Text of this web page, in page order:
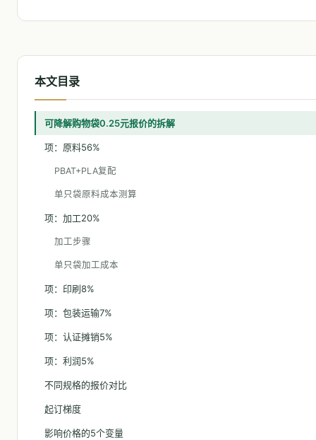
本文目录
可降解购物袋0.25元报价的拆解
项：原料56%
PBAT+PLA复配
单只袋原料成本测算
项：加工20%
加工步骤
单只袋加工成本
项：印刷8%
项：包装运输7%
项：认证摊销5%
项：利润5%
不同规格的报价对比
起订梯度
影响价格的5个变量